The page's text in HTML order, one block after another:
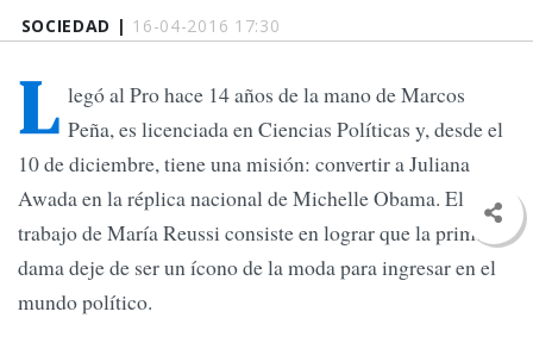
SOCIEDAD | 16-04-2016 17:30
L legó al Pro hace 14 años de la mano de Marcos
Peña, es licenciada en Ciencias Políticas y, desde el
10 de diciembre, tiene una misión: convertir a Juliana
Awada en la réplica nacional de Michelle Obama. El
trabajo de María Reussi consiste en lograr que la primera
dama deje de ser un ícono de la moda para ingresar en el
mundo político.